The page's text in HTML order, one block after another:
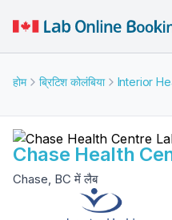
होम ब्रिटिश कोलंबिया Interior
Chase Health
Chase, BC में लैब